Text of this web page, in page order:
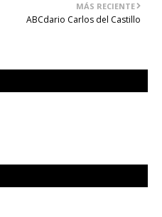
MÁS RECIENTE
ABCdario Carlos del Castillo